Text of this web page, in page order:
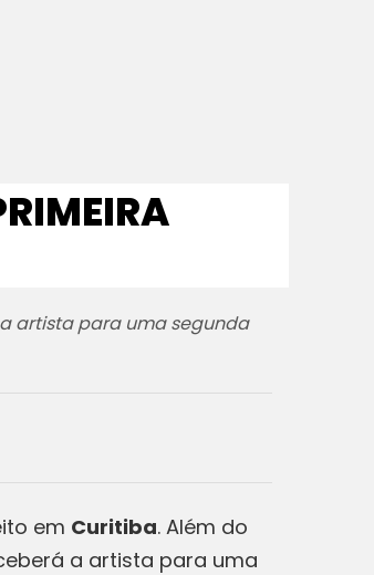
artista para uma segunda
em Curitiba. Além do
a artista para uma